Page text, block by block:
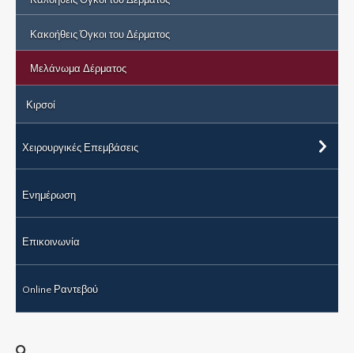
Κακοήθεις Όγκοι του Δέρματος
Μελάνωμα Δέρματος
Κιρσοί
Χειρουργικές Επεμβάσεις
Ενημέρωση
Επικοινωνία
Online Ραντεβού